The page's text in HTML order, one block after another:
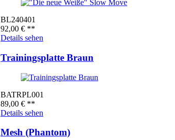
BL240401
92,00 € **
Details sehen
Trainingsplatte Braun
BATRPL001
89,00 € **
Details sehen
Mesh (Phantom)